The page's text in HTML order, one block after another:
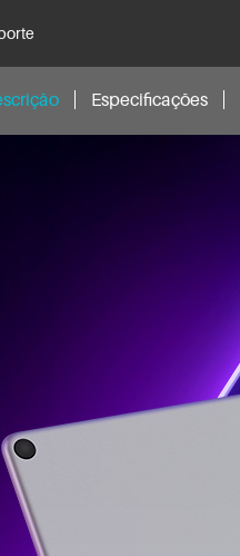
Especificações